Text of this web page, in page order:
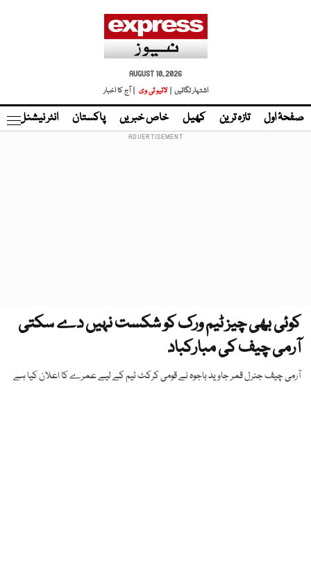
AUGUST 10, 2026
اشتہار لگائیں |
لائیو ٹی وی | آج کا اخبار
صفحۂ اول تازہ ترین کھیل خاص خبریں پاکستان انٹر نیشنل
کوئی بھی چیز ٹیم ورک کو شکست نہیں دے سکتی
آرمی چیف کی مبارکباد
آرمی چیف جنرل قمر جاوید باجوہ نے قومی کرکٹ ٹیم کے لیے عمرے کا اعلان کیا ہے